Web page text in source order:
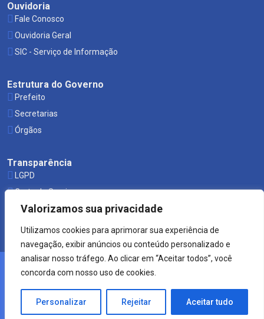
Valorizamos sua privacidade
Utilizamos cookies para aprimorar sua experiência de
navegação, exibir anúncios ou conteúdo personalizado e
analisar nosso tráfego. Ao clicar em “Aceitar todos”, você
concorda com nosso uso de cookies.
Personalizar Rejeitar Aceitar tudo
Ouvidoria
Fale Conosco
Ouvidoria Geral
SIC - Serviço de Informação
Estrutura do Governo
Prefeito
Secretarias
Órgãos
Transparência
LGPD
Carta de Serviços
Leis Municipais
Crearte WEB